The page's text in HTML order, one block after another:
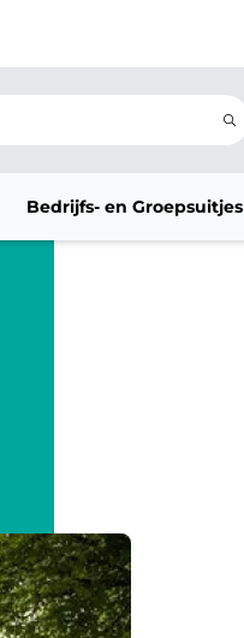
Bedrijfs- en Groepsuitjes